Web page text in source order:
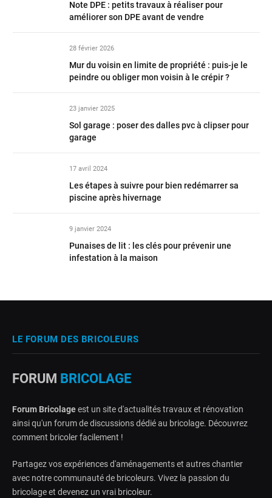
Note DPE : petits travaux à réaliser pour
améliorer son DPE avant de vendre
28 février 2026
Mur du voisin en limite de propriété : puis-je le
peindre ou obliger mon voisin à le crépir ?
23 janvier 2025
Sol garage : poser des dalles pvc à clipser pour
garage
17 avril 2024
Les étapes à suivre pour bien redémarrer sa
piscine après hivernage
9 janvier 2024
Punaises de lit : les clés pour prévenir une
infestation à la maison
LE FORUM DES BRICOLEURS
FORUM BRICOLAGE
Forum Bricolageest un site d'actualités travaux et rénovation
ainsi qu'un forum de discussions dédié au bricolage. Découvrez
comment bricoler facilement !
Partagez vos expériences d'aménagements et autres chantier
avec notre communauté de bricoleurs. Vivez la passion du
bricolage et devenez un vrai bricoleur.